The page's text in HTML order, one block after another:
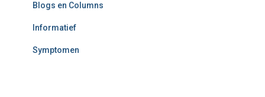
Blogs en Columns
Informatief
Symptomen